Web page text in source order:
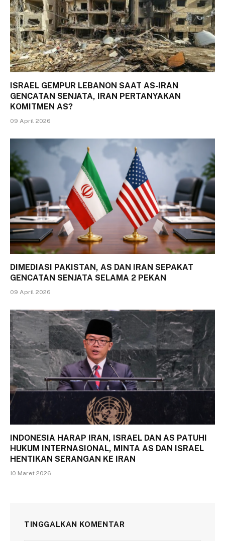
ISRAEL GEMPUR LEBANON SAAT AS-IRAN
GENCATAN SENJATA, IRAN PERTANYAKAN
KOMITMEN AS?
09 April 2026
DIMEDIASI PAKISTAN, AS DAN IRAN SEPAKAT
GENCATAN SENJATA SELAMA 2 PEKAN
09 April 2026
INDONESIA HARAP IRAN, ISRAEL DAN AS PATUHI
HUKUM INTERNASIONAL, MINTA AS DAN ISRAEL
HENTIKAN SERANGAN KE IRAN
10 Maret 2026
TINGGALKAN KOMENTAR